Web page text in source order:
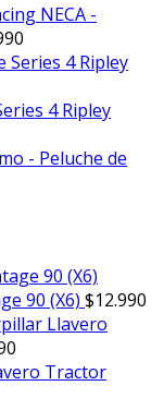
NECA -
4 Ripley
- Peluche de
90 (X6) $12.990
Llavero
Tractor